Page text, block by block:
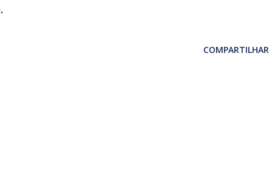
COMPARTILHAR